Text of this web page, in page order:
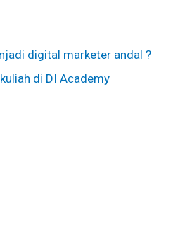
digital marketer andal ?
di DI Academy